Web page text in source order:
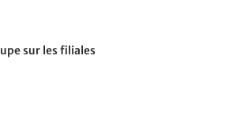
sur les filiales